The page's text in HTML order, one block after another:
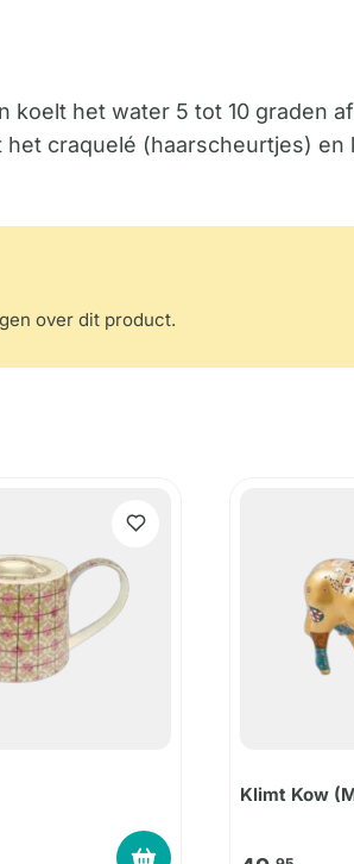
het water 5 tot 10 graden
craquelé (haarscheurtjes) en
over dit product.
Klimt Kow